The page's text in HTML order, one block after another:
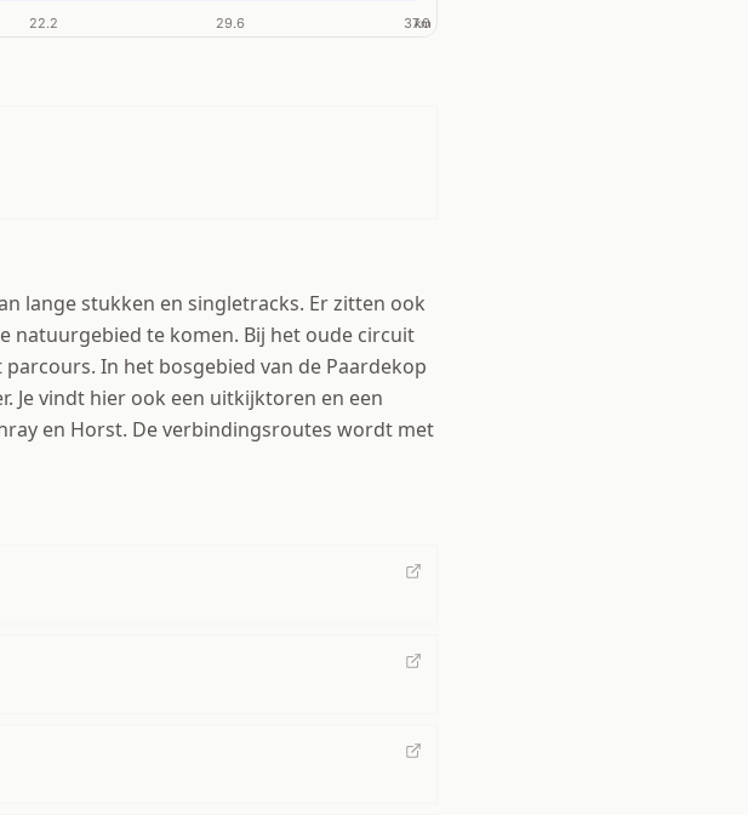
lange stukken en singletracks. Er zitten ook
natuurgebied te komen. Bij het oude circuit
In het bosgebied van de Paardekop
Je vindt hier ook een uitkijktoren en een
en Horst. De verbindingsroutes wordt met